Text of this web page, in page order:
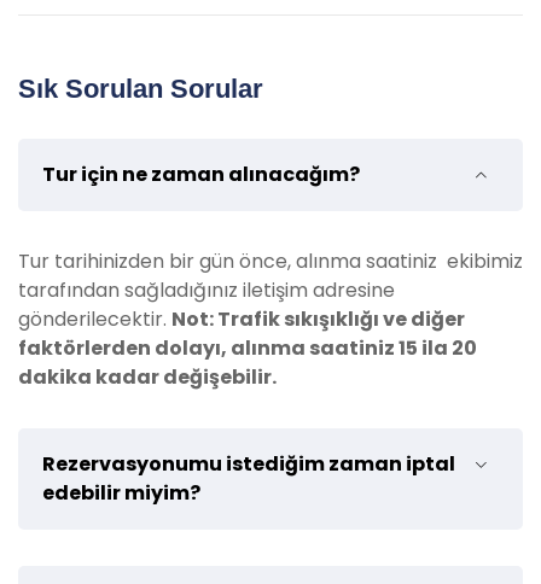
Güneş koruyucu krem getirin:
Şapka ve güneş gözlüğü kullanın:
Güneşin
Yüzme kıyafetleri ve havlu getirin:Yüzme
kıyafetlerinizi ve havlunuzu yanınızda
bulundurun.
Yedek kıyafet bulundurun:Tur süresince
kirlenebilecek veya ıslanabilecek
saygı gösterin, çöplerinizi uygun şekilde atın ve
doğal yaşamı rahatsız etmeyin.
Sık Sorulan Sorular
Tur için ne zaman alınacağım?
Tur tarihinizden bir gün önce, alınma saatiniz ekibimiz
tarafından sağladığınız iletişim adresine
gönderilecektir. Not: Trafik sıkışıklığı ve diğer
faktörlerden dolayı, alınma saatiniz 15 ila 20
dakika kadar değişebilir.
Rezervasyonumu istediğim zaman iptal
edebilir miyim?